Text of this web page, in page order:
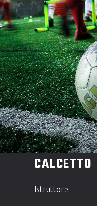
CALCETTO
Istruttore